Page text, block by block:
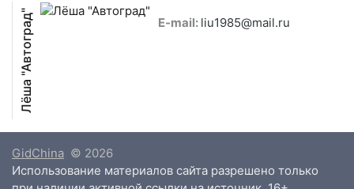
Лёша "Автоград" E-mail: liu1985@mail.ru
GidChina © 2026
Использование материалов сайта разрешено только